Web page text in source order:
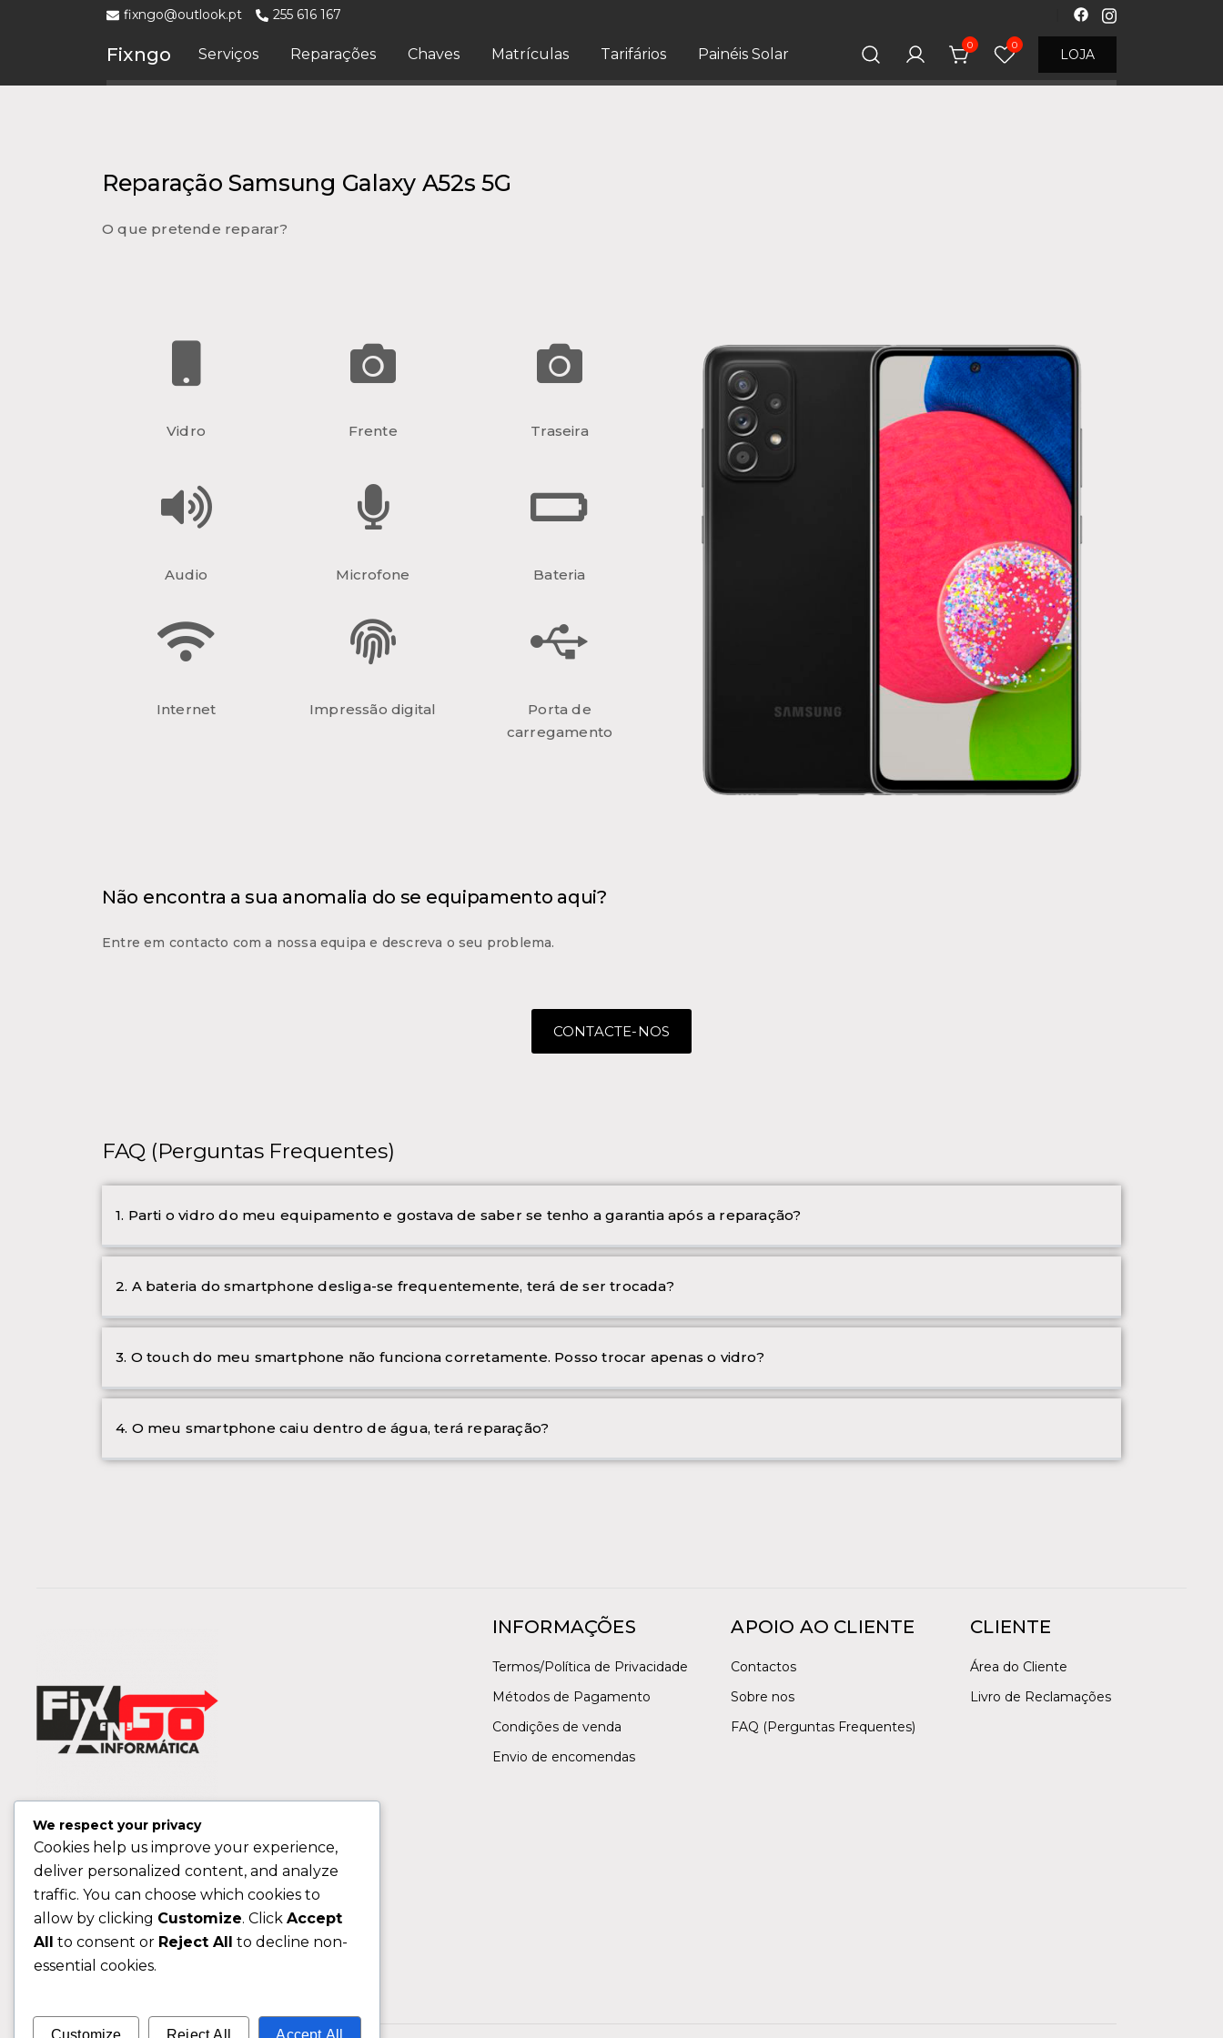
fixngo@outlook.pt 255 616 167
Fixngo Serviços Reparações Chaves Matrículas Tarifários Painéis Solar
0 0
LOJA
Reparação Samsung Galaxy A52s 5G
O que pretende reparar?
Vidro
Audio
Internet
Frente
Microfone
Impressão digital
Traseira
Bateria
Porta de
carregamento
Não encontra a sua anomalia do se equipamento aqui?
Entre em contacto com a nossa equipa e descreva o seu problema.
CONTACTE-NOS
FAQ (Perguntas Frequentes)
1. Parti o vidro do meu equipamento e gostava de saber se tenho a garantia após a reparação?
2. A bateria do smartphone desliga-se frequentemente, terá de ser trocada?
3. O touch do meu smartphone não funciona corretamente. Posso trocar apenas o vidro?
4. O meu smartphone caiu dentro de água, terá reparação?
INFORMAÇÕES
Termos/Política de Privacidade
Métodos de Pagamento
Condições de venda
Envio de encomendas
APOIO AO CLIENTE
Contactos
Sobre nos
FAQ (Perguntas Frequentes)
CLIENTE
Área do Cliente
Livro de Reclamações
We respect your privacy
Cookies help us improve your experience,
deliver personalized content, and analyze
traffic. You can choose which cookies to
allow by clicking Customize. Click Accept
All
to consent or Reject All
to decline non-
essential cookies.
Customize Reject All Accept All